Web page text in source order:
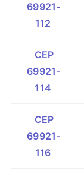
69921-
112
CEP
69921-
114
CEP
69921-
116